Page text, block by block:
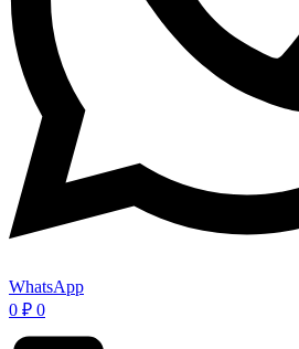
WhatsApp
0 ₽ 0